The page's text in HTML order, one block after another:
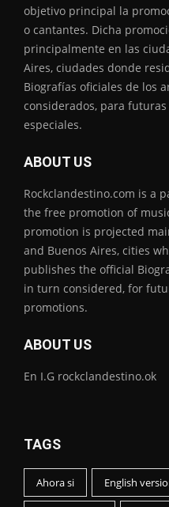
objetivo principal la
o cantantes. Dicha
principalmente en las
Aires, ciudades donde
Biografías oficiales de los
considerados, para
especiales.
ABOUT US
Rockclandestino.com is a
the free promotion of
promotion is projected
and Buenos Aires, cities
publishes the official
in turn considered, for
promotions.
ABOUT US
En I.G rockclandestino.ok
TAGS
Ahora si English